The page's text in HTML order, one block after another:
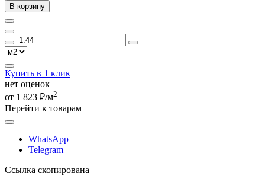
В корзину
Купить в 1 клик
нет оценок
от 1 823 ₽/м2
Перейти к товарам
WhatsApp
Telegram
Ссылка скопирована